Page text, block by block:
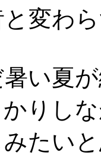
変わ
い夏
りし
たい